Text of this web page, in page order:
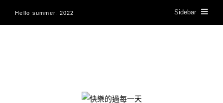
Hello summer. 2022 Sidebar
快樂的過每一天